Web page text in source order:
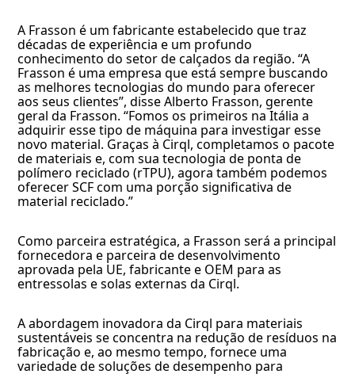
A Frasson é um fabricante estabelecido que traz
décadas de experiência e um profundo
conhecimento do setor de calçados da região. “A
Frasson é uma empresa que está sempre buscando
as melhores tecnologias do mundo para oferecer
aos seus clientes”, disse Alberto Frasson, gerente
geral da Frasson. “Fomos os primeiros na Itália a
adquirir esse tipo de máquina para investigar esse
novo material. Graças à Cirql, completamos o pacote
de materiais e, com sua tecnologia de ponta de
polímero reciclado (rTPU), agora também podemos
oferecer SCF com uma porção significativa de
material reciclado.”
Como parceira estratégica, a Frasson será a principal
fornecedora e parceira de desenvolvimento
aprovada pela UE, fabricante e OEM para as
entressolas e solas externas da Cirql.
A abordagem inovadora da Cirql para materiais
sustentáveis se concentra na redução de resíduos na
fabricação e, ao mesmo tempo, fornece uma
variedade de soluções de desempenho para